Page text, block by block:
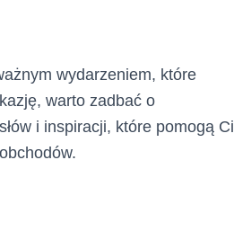
wydarzeniem, które
warto zadbać o
i inspiracji, które pomogą Ci